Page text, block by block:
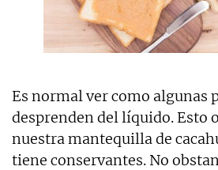
Es normal ver como algunas
desprenden del líquido. Esto
nuestra mantequilla de
tiene conservantes. No